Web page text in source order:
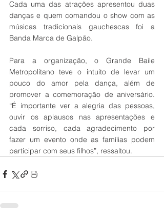
Cada uma das atrações apresentou duas
danças e quem comandou o show com as
músicas tradicionais gauchescas foi a
Banda Marca de Galpão.
Para a organização, o Grande Baile
Metropolitano teve o intuito de levar um
pouco do amor pela dança, além de
promover a comemoração de aniversário.
“É importante ver a alegria das pessoas,
ouvir os aplausos nas apresentações e
cada sorriso, cada agradecimento por
fazer um evento onde as famílias podem
participar com seus filhos”, ressaltou.